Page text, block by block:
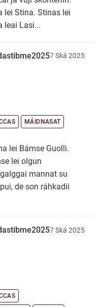
lei Stina. Stinas lei
leai Lasi...
7Ská 2025
MÁIDNASAT
lei Bámse Guolli.
lei olgun
mannat su
de son ráhkadii
7Ská 2025